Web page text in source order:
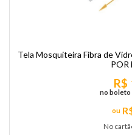
Tela Mosquiteira Fibra de
POR
No
R$
no boleto